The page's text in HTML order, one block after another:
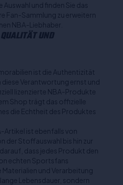
und finden Sie das
Fan-Sammlung zu erweitern
NBA-Liebhaber.
UND
ist die Authentizität
diese Verantwortung ernst und
lizenzierte NBA-Produkte
Shop trägt das offizielle
die Echtheit des Produktes
Artikel ist ebenfalls von
der Stoffauswahl bis hin zur
dass jedes Produkt den
echten Sportsfans
und Verarbeitung
Lebensdauer, sondern